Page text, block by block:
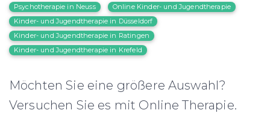
Psychotherapie in Neuss
Online Kinder- und Jugendtherapie
Kinder- und Jugendtherapie in Düsseldorf
Kinder- und Jugendtherapie in Ratingen
Kinder- und Jugendtherapie in Krefeld
Möchten Sie eine größere Auswahl?
Versuchen Sie es mit Online Therapie.